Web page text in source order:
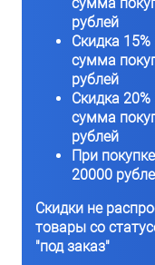
рублей
Скидка 15%
сумма
рублей
Скидка 20%
сумма
рублей
При
20000
Скидки не
товары со
"под заказ"